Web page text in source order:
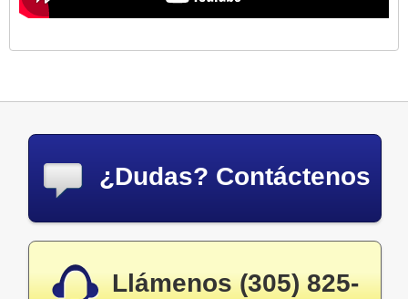
¿Dudas? Contáctenos
Llámenos (305) 825-